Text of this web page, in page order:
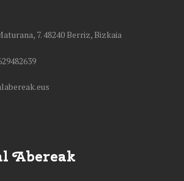
7. 48240 Berriz, Bizkaia
Abereak